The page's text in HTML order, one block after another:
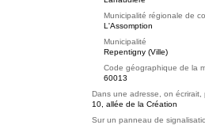
Municipalité régionale de
L'Assomption
Municipalité
Repentigny (Ville)
Code géographique de la
60013
Dans une adresse, on écrirait,
10, allée de la Création
Sur un panneau de